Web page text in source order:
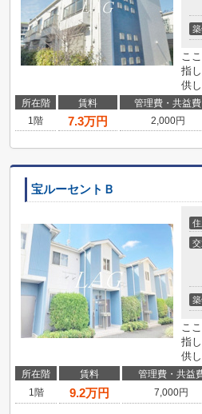
こ
指
供
所在階 賃料 管理費・共益費
1階
7.3万円 2,000円
宝ルーセントＢ
こ
指
供
所在階 賃料 管理費・共益
1階
9.2万円 7,000円